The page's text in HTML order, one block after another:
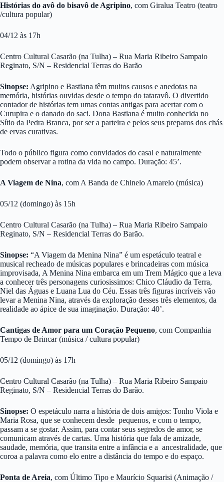
Histórias do avô do bisavô de Agripino, com Giralua Teatro (teatro
/cultura popular)
04/12 às 17h
Centro Cultural Casarão (na Tulha) – Rua Maria Ribeiro Sampaio
Reginato, S/N – Residencial Terras do Barão
Sinopse: Agripino e Bastiana têm muitos causos e anedotas na
memória, histórias ouvidas desde o tempo do tataravô. O divertido
contador de histórias tem umas contas antigas para acertar com o
Curupira e o danado do saci. Dona Bastiana é muito conhecida no
Sítio da Pedra Branca, por ser a parteira e pelos seus preparos dos chás
de ervas curativas.
Todo o público figura como convidados do casal e naturalmente
podem observar a rotina da vida no campo. Duração: 45’.
A Viagem de Nina, com A Banda de Chinelo Amarelo (música)
05/12 (domingo) às 15h
Centro Cultural Casarão (na Tulha) – Rua Maria Ribeiro Sampaio
Reginato, S/N – Residencial Terras do Barão.
Sinopse: “A Viagem da Menina Nina” é um espetáculo teatral e
musical recheado de músicas populares e brincadeiras com música
improvisada, A Menina Nina embarca em um Trem Mágico que a leva
a conhecer três personagens curiosissimos: Chico Cláudio da Terra,
Niel das Águas e Luana Lua do Céu. Essas três figuras incríveis vão
levar a Menina Nina, através da exploração desses três elementos, da
realidade ao ápice de sua imaginação. Duração: 40’.
Cantigas de Amor para um Coração Pequeno, com Companhia
Tempo de Brincar (música / cultura popular)
05/12 (domingo) às 17h
Centro Cultural Casarão (na Tulha) – Rua Maria Ribeiro Sampaio
Reginato, S/N – Residencial Terras do Barão.
Sinopse: O espetáculo narra a história de dois amigos: Tonho Viola e
Maria Rosa, que se conhecem desde pequenos, e com o tempo,
passam a se gostar. Assim, para contar seus segredos de amor, se
comunicam através de cartas. Uma história que fala de amizade,
saudade, memória, que transita entre a infância e a ancestralidade, que
coroa a palavra como elo entre a distância do tempo e do espaço.
Ponta de Areia, com Último Tipo e Maurício Squarisi (Animação /